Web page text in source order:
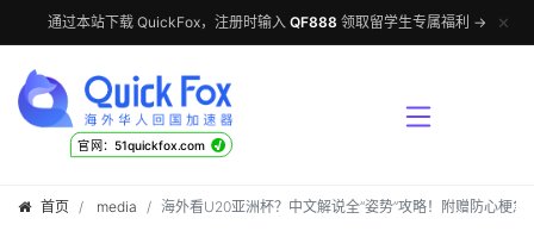
通过本站下载 QuickFox，注册时输入 QF888 领取留学生专属福利 → ✕
官网：51quickfox.com √
首页 media 海外看U20亚洲杯？中文解说全“姿势”攻略！附赠防心梗急